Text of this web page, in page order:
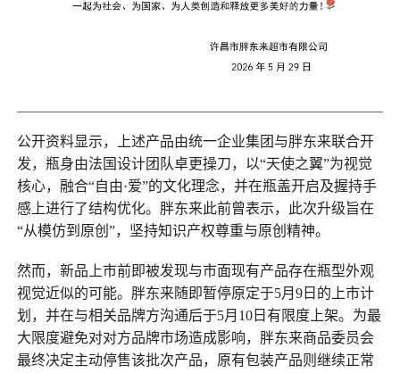
公开资料显示，上述产品由统一企业集团与胖东来联合开
发，瓶身由法国设计团队卓更操刀，以“天使之翼”为视觉
核心，融合“自由·爱”的文化理念，并在瓶盖开启及握持手
感上进行了结构优化。胖东来此前曾表示，此次升级旨在
“从模仿到原创”，坚持知识产权尊重与原创精神。
然而，新品上市前即被发现与市面现有产品存在瓶型外观
视觉近似的可能。胖东来随即暂停原定于5月9日的上市计
划，并在与相关品牌方沟通后于5月10日有限度上架。为最
大限度避免对对方品牌市场造成影响，胖东来商品委员会
最终决定主动停售该批次产品，原有包装产品则继续正常